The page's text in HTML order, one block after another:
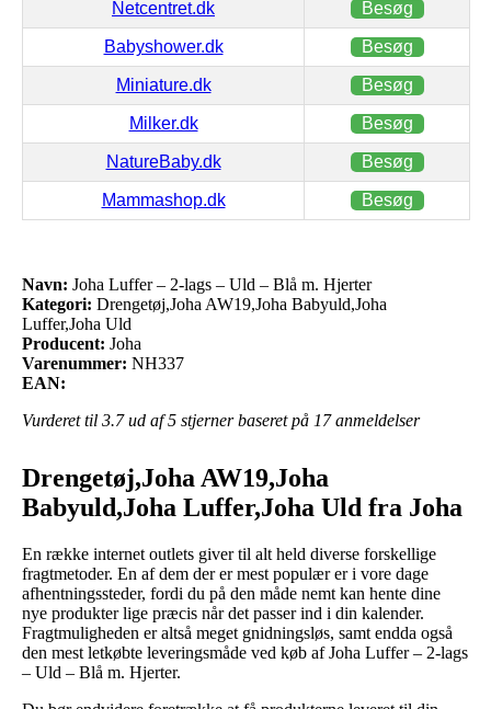
Netcentret.dk Besøg
Babyshower.dk Besøg
Miniature.dk Besøg
Milker.dk Besøg
NatureBaby.dk Besøg
Mammashop.dk Besøg
Navn: Joha Luffer – 2-lags – Uld – Blå m. Hjerter
Kategori: Drengetøj,Joha AW19,Joha Babyuld,Joha
Luffer,Joha Uld
Producent: Joha
Varenummer: NH337
EAN:
Vurderet til 3.7ud af 5 stjerner baseret på 17anmeldelser
Drengetøj,Joha AW19,Joha
Babyuld,Joha Luffer,Joha Uld fra Joha
En række internet outlets giver til alt held diverse forskellige
fragtmetoder. En af dem der er mest populær er i vore dage
afhentningssteder, fordi du på den måde nemt kan hente dine
nye produkter lige præcis når det passer ind i din kalender.
Fragtmuligheden er altså meget gnidningsløs, samt endda også
den mest letkøbte leveringsmåde ved køb af Joha Luffer – 2-lags
– Uld – Blå m. Hjerter.